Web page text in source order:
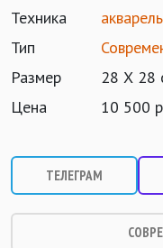
Техника
акварель
Тип
Размер
28 Х 28
Цена
10 500
ТЕЛЕГРАМ